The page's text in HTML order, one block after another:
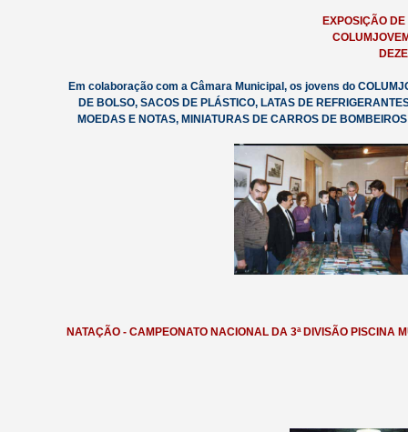
EXPOSIÇÃO
Em colaboração com a Câmara Municipal, os jovens do
DE BOLSO, SACOS DE PLÁSTICO, LATAS DE
MOEDAS E NOTAS, MINIATURAS DE CARROS DE
NATAÇÃO - CAMPEONATO NACIONAL DA 3ª DIVISÃO